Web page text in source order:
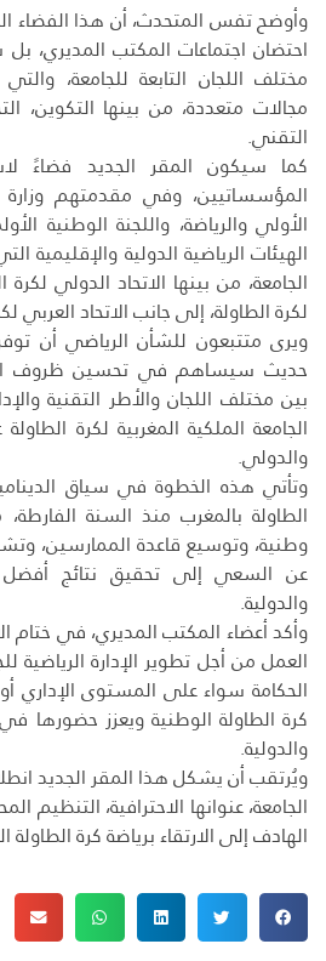
وأوضح تفس المتحدث، أن هذا الفضاء
احتضان اجتماعات المكتب المديري،
مختلف اللجان التابعة للجامعة،
مجالات متعددة، من بينها التكوين،
التقني.
كما سيكون المقر الجديد فضاءً
المؤسساتيين، وفي مقدمتهم وزارة
الأولي والرياضة، واللجنة الوطنية
الهيئات الرياضية الدولية والإقليمية
الجامعة، من بينها الاتحاد الدولي لكرة
لكرة الطاولة، إلى جانب الاتحاد العربي
ويرى متتبعون للشأن الرياضي أن
حديث سيساهم في تحسين ظروف
بين مختلف اللجان والأطر التقنية
الجامعة الملكية المغربية لكرة
والدولي.
وتأتي هذه الخطوة في سياق
الطاولة بالمغرب منذ السنة
وطنية، وتوسيع قاعدة الممارسين،
عن السعي إلى تحقيق نتائج أفضل
والدولية.
وأكد أعضاء المكتب المديري، في ختام
العمل من أجل تطوير الإدارة
الحكامة سواء على المستوى الإداري
كرة الطاولة الوطنية ويعزز حضورها في
والدولية.
ويُرتقب أن يشكل هذا المقر الجديد
الجامعة، عنوانها الاحترافية،
الهادف إلى الارتقاء برياضة كرة